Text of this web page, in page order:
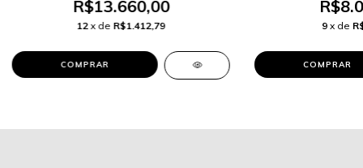
R$13.660,00
12 x de R$1.412,79 9 x de